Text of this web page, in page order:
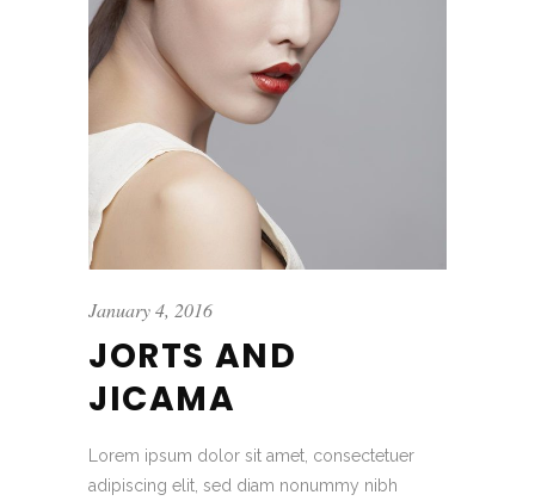
January 4, 2016
JORTS AND
JICAMA
Lorem ipsum dolor sit amet, consectetuer
adipiscing elit, sed diam nonummy nibh